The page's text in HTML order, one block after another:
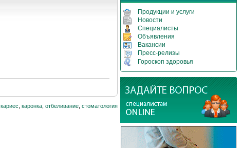
кариес каронка отбеливание стоматология
Продукции и услуги
Новости
Специалисты
Объявления
Вакансии
Пресс-релизы
Гороскоп здоровья